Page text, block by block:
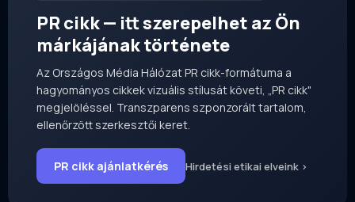
PR cikk — itt szerepelhet az Ön
márkájának története
Az Országos Média Hálózat PR cikk-formátuma a
hagyományos cikkek vizuális stílusát követi, „PR cikk"
megjelöléssel. Transzparens szponzorált tartalom,
ellenőrzött szerkesztői keret.
PR cikk ajánlatkérés Hirdetési etikai elveink ›